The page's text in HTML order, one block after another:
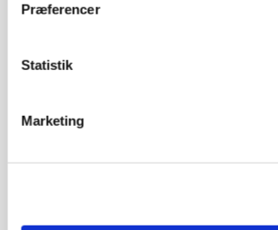
Præferencer
Statistik
Marketing
9670, Løgstør